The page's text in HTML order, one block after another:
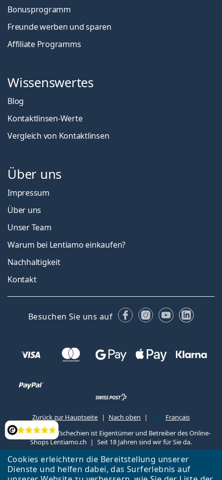
Cookies erleichtern die Bereitstellung unserer
Dienste und helfen dabei, das Surferlebnis auf
Bewertung
Bonusprogramm
Freunde werben und sparen
Affiliate Programms
Wissenswertes
Blog
Kontaktlinsen-Werte
Vergleich von Kontaktlinsen
Über uns
Impressum
Über uns
Unser Team
Warum bei Lentiamo einkaufen?
Nachhaltigkeit
Kontakt
Besuchen Sie uns auf FacebookInstagram
YouTube
Zurück zur Hauptseite Nach oben
Français
Lentiamo s.r.o., Tschechien ist Eigentümer und Betreiber des Online-
Shops Lentiamo.ch
Seit 18 Jahren sind wir für Sie da.